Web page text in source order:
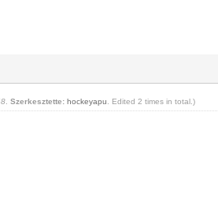
.Szerkesztette: hockeyapu . Edited 2 times in total.)